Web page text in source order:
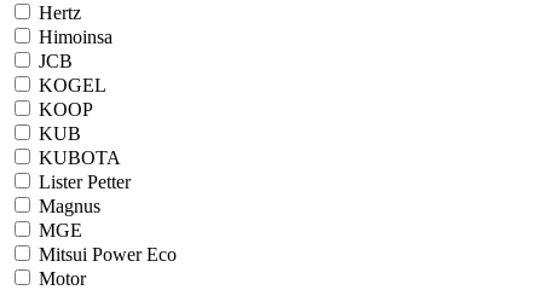
Hertz
Himoinsa
JCB
KOGEL
KOOP
KUB
KUBOTA
Lister Petter
Magnus
MGE
Mitsui Power Eco
Motor